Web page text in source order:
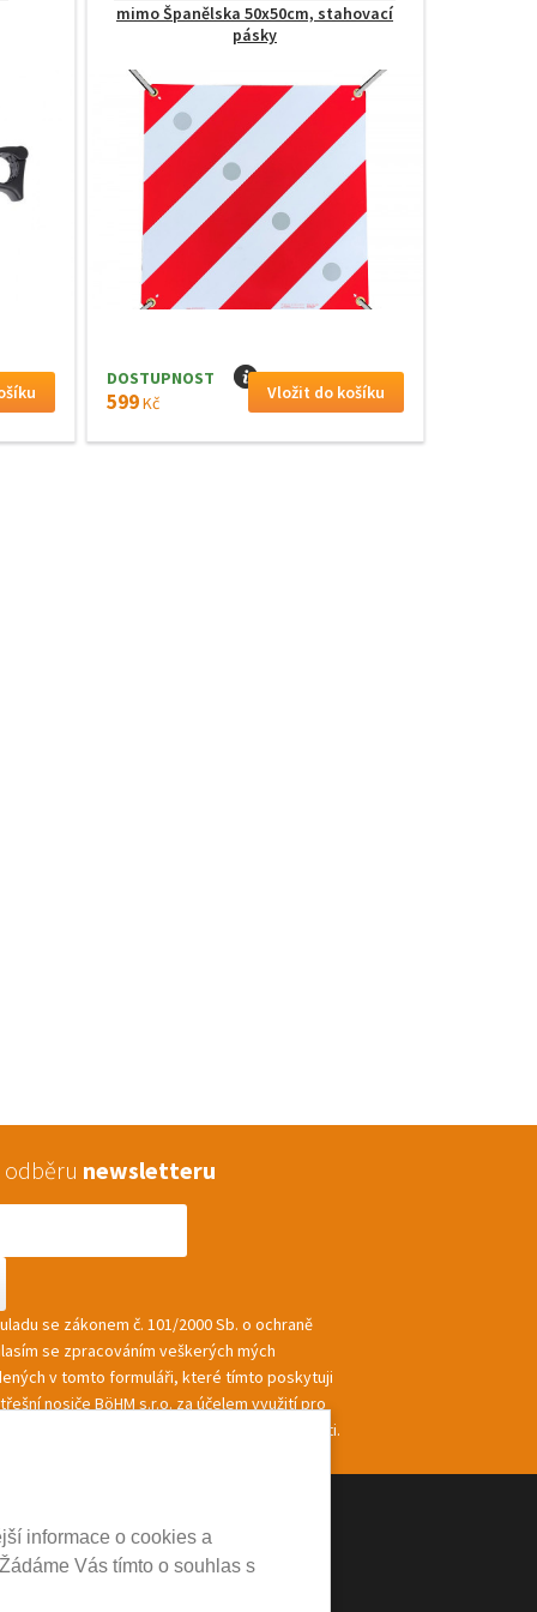
informace o cookies a
Vás tímto o souhlas s
mimo Španělska 50x50cm, stahovací
pásky
DOSTUPNOST I
599Kč
odběru newsletteru
se zákonem č. 101/2000 Sb. o ochraně
se zpracováním veškerých mých
v tomto formuláři, které tímto poskytuji
nosiče BöHM s.r.o. za účelem využití pro
a zasílání informací a nabídek společnosti.